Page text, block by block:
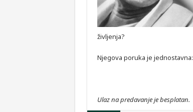
življenja?
Njegova poruka je jednostavna:
Ulaz na predavanje je besplatan.